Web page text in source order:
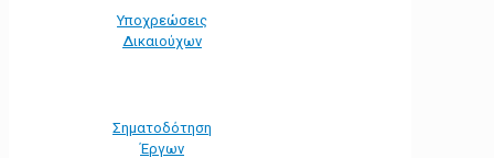
Υποχρεώσεις
Δικαιούχων
Σηματοδότηση
Έργων